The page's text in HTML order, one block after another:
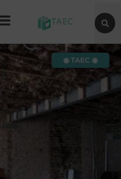
◉ TAEC ◉